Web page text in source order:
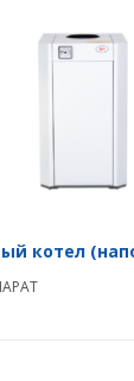
котел